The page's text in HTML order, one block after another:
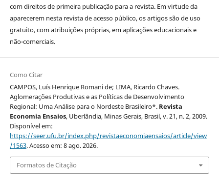
com direitos de primeira publicação para a revista. Em virtude da
aparecerem nesta revista de acesso público, os artigos são de uso
gratuito, com atribuições próprias, em aplicações educacionais e
não-comerciais.
Como Citar
CAMPOS, Luís Henrique Romani de; LIMA, Ricardo Chaves.
Aglomerações Produtivas e as Políticas de Desenvolvimento
Regional: Uma Análise para o Nordeste Brasileiro*. Revista
Economia Ensaios, Uberlândia, Minas Gerais, Brasil, v. 21, n. 2, 2009.
Disponível em:
https://seer.ufu.br/index.php/revistaeconomiaensaios/article/view
/1563. Acesso em: 8 ago. 2026.
Formatos de Citação